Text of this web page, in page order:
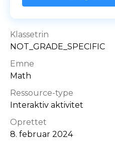
Klassetrin
NOT_GRADE_SPECIFIC
Emne
Math
Ressource-type
Interaktiv aktivitet
Oprettet
8. februar 2024